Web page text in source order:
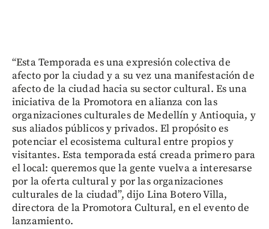
“Esta Temporada es una expresión colectiva de
afecto por la ciudad y a su vez una manifestación de
afecto de la ciudad hacia su sector cultural. Es una
iniciativa de la Promotora en alianza con las
organizaciones culturales de Medellín y Antioquia, y
sus aliados públicos y privados. El propósito es
potenciar el ecosistema cultural entre propios y
visitantes. Esta temporada está creada primero para
el local: queremos que la gente vuelva a interesarse
por la oferta cultural y por las organizaciones
culturales de la ciudad”, dijo Lina Botero Villa,
directora de la Promotora Cultural, en el evento de
lanzamiento.